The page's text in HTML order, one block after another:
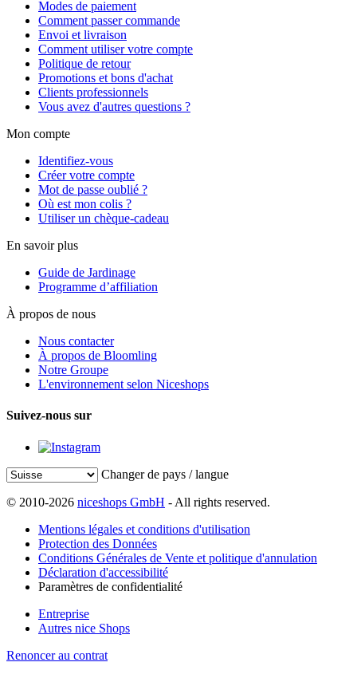
Modes de paiement
Comment passer commande
Envoi et livraison
Comment utiliser votre compte
Politique de retour
Promotions et bons d'achat
Clients professionnels
Vous avez d'autres questions ?
Mon compte
Identifiez-vous
Créer votre compte
Mot de passe oublié ?
Où est mon colis ?
Utiliser un chèque-cadeau
En savoir plus
Guide de Jardinage
Programme d’affiliation
À propos de nous
Nous contacter
À propos de Bloomling
Notre Groupe
L'environnement selon Niceshops
Suivez-nous sur
Changer de pays / langue
© 2010-2026 niceshops GmbH - All rights reserved.
Mentions légales et conditions d'utilisation
Protection des Données
Conditions Générales de Vente et politique d'annulation
Déclaration d'accessibilité
Paramètres de confidentialité
Entreprise
Autres nice Shops
Renoncer au contrat